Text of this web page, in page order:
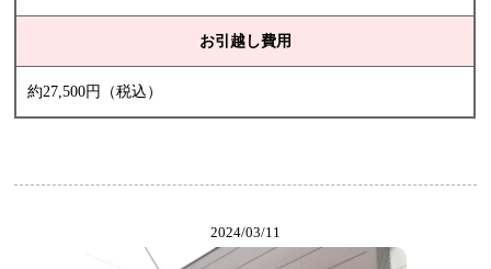
お引越し費用
約27,500円（税込）
2024/03/11